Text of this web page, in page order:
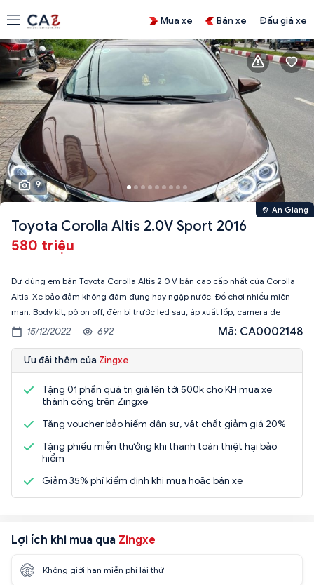
Mua xe Bán xe Đấu giá xe
9
An Giang
Toyota Corolla Altis 2.0V Sport 2016
580 triệu
Dư dùng em bán Toyota Corolla Altis 2.0 V bản cao cấp nhất của Corolla
Altis. Xe bảo đảm không đâm đụng hay ngập nước. Đồ chơi nhiều miên
man: Body kit, pô on off, đèn bi trước led sau, áp xuất lốp, camera de
15/12/2022 692 Mã: CA0002148
Ưu đãi thêm của Zingxe
Tặng 01 phần quà trị giá lên tới 500k cho KH mua xe
thành công trên Zingxe
Tặng voucher bảo hiểm dân sự, vật chất giảm giá 20%
Tặng phiếu miễn thưởng khi thanh toán thiệt hại bảo
hiểm
Giảm 35% phí kiểm định khi mua hoặc bán xe
Lợi ích khi mua qua Zingxe
Không giới hạn miễn phí lái thử